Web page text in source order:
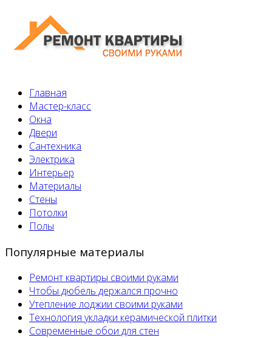
Главная
Мастер-класс
Окна
Двери
Сантехника
Электрика
Интерьер
Материалы
Стены
Потолки
Полы
Популярные материалы
Ремонт квартиры своими руками
Чтобы дюбель держался прочно
Утепление лоджии своими руками
Технология укладки керамической плитки
Современные обои для стен